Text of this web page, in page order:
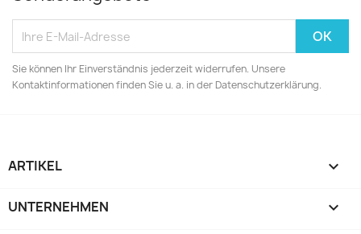
Sie können Ihr Einverständnis jederzeit widerrufen. Unsere
Kontaktinformationen finden Sie u. a. in der Datenschutzerklärung.
ARTIKEL 
UNTERNEHMEN 